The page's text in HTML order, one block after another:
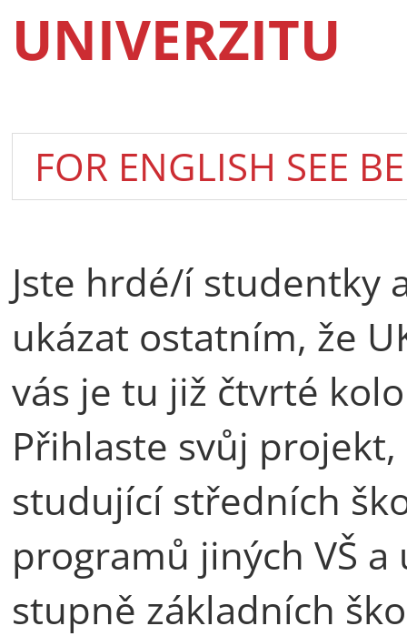
UNIVERZITU
FOR ENGLISH SEE
Jste hrdé/í studentky
ukázat ostatním, že
vás je tu již čtvrté
Přihlaste svůj
studující středních
programů jiných VŠ
stupně základních